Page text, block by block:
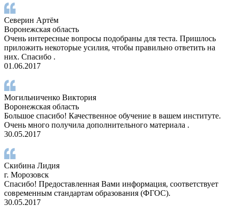
Северин Артём
Воронежская область
Очень интересные вопросы подобраны для теста. Пришлось
приложить некоторые усилия, чтобы правильно ответить на
них. Спасибо .
01.06.2017
Могильниченко Виктория
Воронежская область
Большое спасибо! Качественное обучение в вашем институте.
Очень много получила дополнительного материала .
30.05.2017
Скибина Лидия
г. Морозовск
Спасибо! Предоставленная Вами информация, соответствует
современным стандартам образования (ФГОС).
30.05.2017